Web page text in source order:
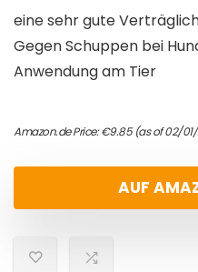
eine sehr gute
Gegen Schuppen bei
Anwendung am Tier
Amazon.de Price:€9.85(as of 02/01/
AUF